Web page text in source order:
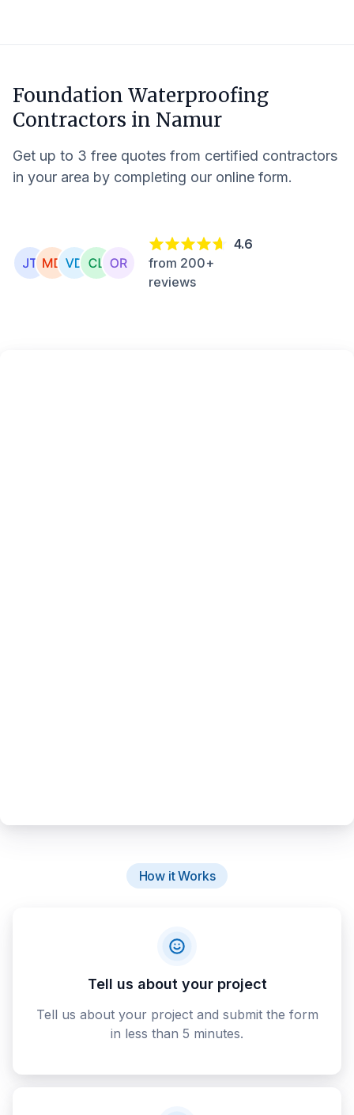
Foundation Waterproofing
Contractors in Namur
Get up to 3 free quotes from certified contractors
in your area by completing our online form.
4.6
from 200+
reviews
How it Works
Tell us about your project
Tell us about your project and submit the form
in less than 5 minutes.